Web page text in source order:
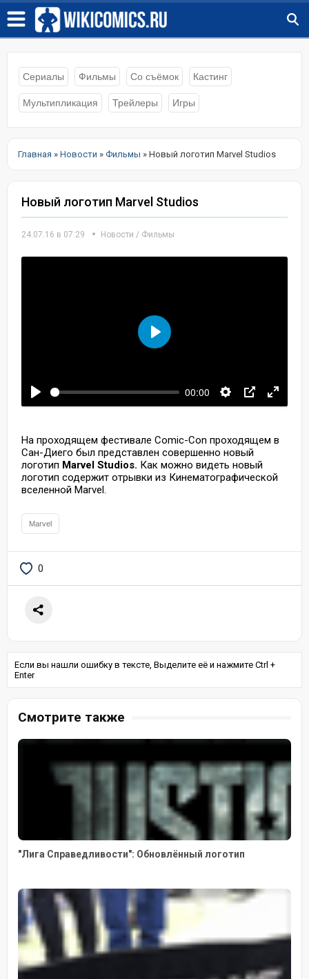
Сериалы Фильмы Со съёмок Кастинг
Мультипликация Трейлеры Игры
Главная » Новости » Фильмы » Новый логотип Marvel Studios
Новый логотип Marvel Studios
24.07.16 в 07:29 Новости / Фильмы
00:00
Воспроизвести
На проходящем фестивале Comic-Con проходящем в
Сан-Диего был представлен совершенно новый
логотип Marvel Studios. Как можно видеть новый
логотип содержит отрывки из Кинематографической
вселенной Marvel.
Marvel
0
Если вы нашли ошибку в тексте, Выделите её и нажмите Ctrl +
Enter
Смотрите также
"Лига Справедливости": Обновлённый логотип